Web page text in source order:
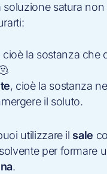
soluzione satura
cioè la sostanza che
, cioè la sostanza
il soluto.
utilizzare il sale
per formare
.